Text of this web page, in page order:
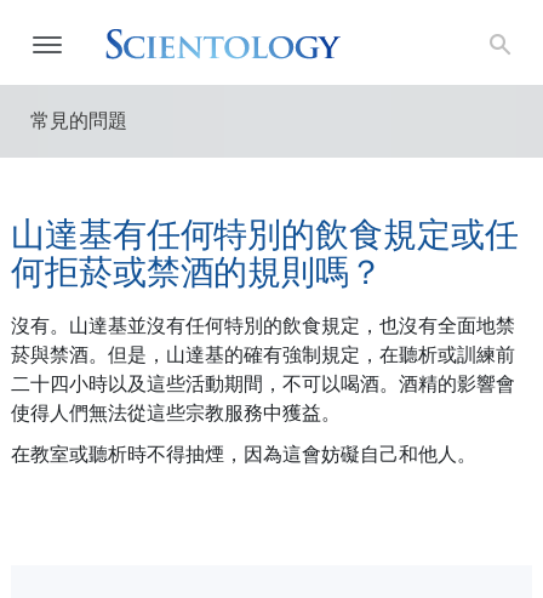
常見的問題
山達基有任何特別的飲食規定或任
何拒菸或禁酒的規則嗎？
沒有。山達基並沒有任何特別的飲食規定，也沒有全面地禁
菸與禁酒。但是，山達基的確有強制規定，在聽析或訓練前
二十四小時以及這些活動期間，不可以喝酒。酒精的影響會
使得人們無法從這些宗教服務中獲益。
在教室或聽析時不得抽煙，因為這會妨礙自己和他人。